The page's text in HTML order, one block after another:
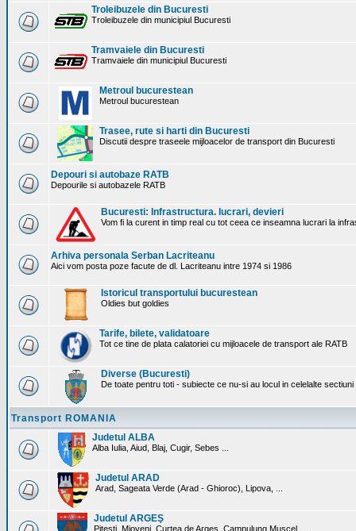
Troleibuzele din Bucuresti
Troleibuzele din municipiul Bucuresti
Tramvaiele din Bucuresti
Tramvaiele din municipiul Bucuresti
Metroul bucurestean
Metroul bucurestean
Trasee, rute si harti din Bucuresti
Discutii despre traseele mijloacelor de transport din Bucuresti
Depouri si autobaze RATB
Depourile si autobazele RATB
Bucuresti: Infrastructura. lucrari, devieri
Vom fi la curent in timp real cu tot ceea ce inseamna lucrari la
Arhiva personala Serban Lacriteanu
Aici vom posta poze facute de dl. Lacriteanu intre 1974 si 1986
Istoricul transportului bucurestean
Oldies but goldies
Tarife, bilete, validatoare
Tot ce tine de plata calatoriei cu mijloacele de transport ale RATB
Diverse (Bucuresti)
De toate pentru toti - subiecte ce nu-si au locul in celelalte
Transport ROMANIA
Judetul ALBA
Alba Iulia, Aiud, Blaj, Cugir, Sebes ...
Judetul ARAD
Arad, Sageata Verde (Arad - Ghioroc), Lipova, ...
Judetul ARGEŞ
Pitesti, Mioveni, Curtea de Arges, Campulung Muscel, ...